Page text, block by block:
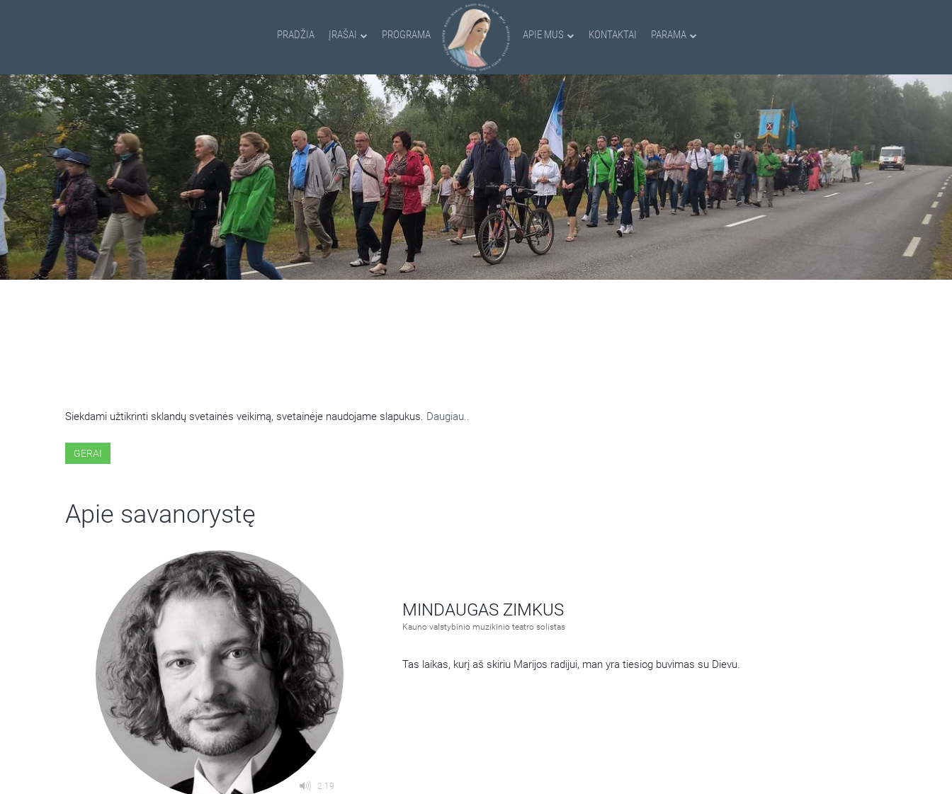
PRADŽIA ĮRAŠAI PROGRAMA APIE MUS KONTAKTAI PARAMA
Siekdami užtikrinti sklandų svetainės veikimą, svetainėje naudojame slapukus. Daugiau..
GERAI
Apie savanorystę
2:19
MINDAUGAS ZIMKUS
Kauno valstybinio muzikinio teatro solistas
Tas laikas, kurį aš skiriu Marijos radijui, man yra tiesiog buvimas su Dievu.
Could not play video.